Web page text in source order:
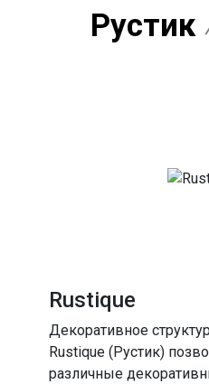
Рустик
Rustique
Декоративное
Rustique (Рустик)
различные